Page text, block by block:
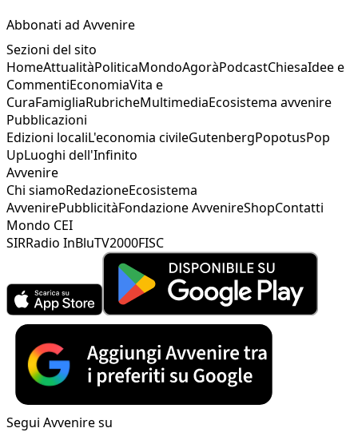
Abbonati ad Avvenire
Sezioni del sito
HomeAttualitàPoliticaMondoAgoràPodcastChiesaIdee e
CommentiEconomiaVita e
CuraFamigliaRubricheMultimediaEcosistema avvenire
Pubblicazioni
Edizioni localiL'economia civileGutenbergPopotusPop
UpLuoghi dell'Infinito
Avvenire
Chi siamoRedazioneEcosistema
AvvenirePubblicitàFondazione AvvenireShopContatti
Mondo CEI
SIRRadio InBluTV2000FISC
Segui Avvenire su